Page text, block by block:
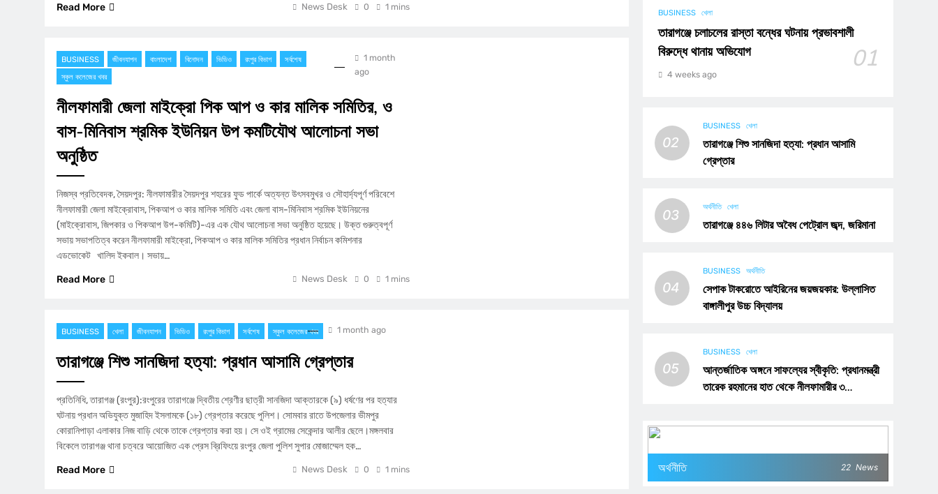
Read More
News Desk 0 1 mins
BUSINESS জীবনযাপন বাংলাদেশ বিনোদন ভিডিও রংপুর বিভাগ
সর্বশেষ
স্কুল কলেজের খবর
1 month
ago
নীলফামারী জেলা মাইক্রো পিক আপ ও কার মালিক সমিতির, ও
বাস-মিনিবাস শ্রমিক ইউনিয়ন উপ কমটিযৌথ আলোচনা সভা
অনুষ্ঠিত
নিজস্ব প্রতিবেদক, সৈয়দপুর: নীলফামারীর সৈয়দপুর শহরের ফুড পার্কে অত্যন্ত উৎসবমুখর ও সৌহার্দ্যপূর্ণ পরিবেশে
নীলফামারী জেলা মাইক্রোবাস, পিকআপ ও কার মালিক সমিতি এবং জেলা বাস-মিনিবাস শ্রমিক ইউনিয়নের
(মাইক্রোবাস, জিপকার ও পিকআপ উপ-কমিটি)-এর এক যৌথ আলোচনা সভা অনুষ্ঠিত হয়েছে। ​উক্ত গুরুত্বপূর্ণ
সভায় সভাপতিত্ব করেন নীলফামারী মাইক্রো, পিকআপ ও কার মালিক সমিতির প্রধান নির্বাচন কমিশনার
এডভোকেট খালিদ ইকবাল। ​সভায়…
Read More
News Desk 0 1 mins
BUSINESS খেলা জীবনযাপন ভিডিও রংপুর বিভাগ সর্বশেষ স্কুল কলেজের খবর 1 month ago
তারাগঞ্জে শিশু সানজিদা হত্যা: প্রধান আসামি গ্রেপ্তার
প্রতিনিধি, তারাগঞ্জ (রংপুর):রংপুরের তারাগঞ্জে দ্বিতীয় শ্রেণীর ছাত্রী সানজিদা আক্তারকে (৯) ধর্ষণের পর হত্যার
ঘটনায় প্রধান অভিযুক্ত মুজাহিদ ইসলামকে (১৮) গ্রেপ্তার করেছে পুলিশ। সোমবার রাতে উপজেলার ভীমপুর
কোরানিপাড়া এলাকার নিজ বাড়ি থেকে তাকে গ্রেপ্তার করা হয়। সে ওই গ্রামের সেকেন্দার আলীর ছেলে।মঙ্গলবার
বিকেলে তারাগঞ্জ থানা চত্বরে আয়োজিত এক প্রেস ব্রিফিংয়ে রংপুর জেলা পুলিশ সুপার মোজাম্মেল হক…
Read More
News Desk 0 1 mins
BUSINESS খেলা
তারাগঞ্জে চলাচলের রাস্তা বন্ধের ঘটনায় প্রভাবশালী
বিরুদ্ধে থানায় অভিযোগ
01
4 weeks ago
02
BUSINESS খেলা
তারাগঞ্জে শিশু সানজিদা হত্যা: প্রধান আসামি
গ্রেপ্তার
03 অর্থনীতি খেলা
তারাগঞ্জে ৪৪৬ লিটার অবৈধ পেট্রোল জব্দ, জরিমানা
04
BUSINESS অর্থনীতি
সেপাক টাকরোতে আইরিনের জয়জয়কার: উল্লাসিত
বাঙ্গালীপুর উচ্চ বিদ্যালয়
05
BUSINESS খেলা
আন্তর্জাতিক অঙ্গনে সাফল্যের স্বীকৃতি: প্রধানমন্ত্রী
তারেক রহমানের হাত থেকে নীলফামারীর ৩
অর্থনীতি 22 News